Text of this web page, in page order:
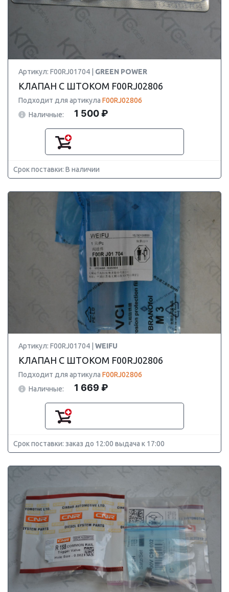
Артикул: F00RJ01704 | GREEN POWER
КЛАПАН С ШТОКОМ F00RJ02806
Подходит для артикула F00RJ02806
Наличные:
1 500 ₽
Срок поставки: В наличии
Артикул: F00RJ01704 | WEIFU
КЛАПАН С ШТОКОМ F00RJ02806
Подходит для артикула F00RJ02806
Наличные:
1 669 ₽
Срок поставки: заказ до 12:00 выдача к 17:00